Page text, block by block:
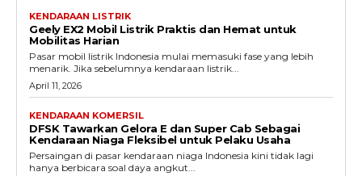
KENDARAAN LISTRIK
Geely EX2 Mobil Listrik Praktis dan Hemat untuk
Mobilitas Harian
Pasar mobil listrik Indonesia mulai memasuki fase yang lebih
menarik. Jika sebelumnya kendaraan listrik...
April 11, 2026
KENDARAAN KOMERSIL
DFSK Tawarkan Gelora E dan Super Cab Sebagai
Kendaraan Niaga Fleksibel untuk Pelaku Usaha
Persaingan di pasar kendaraan niaga Indonesia kini tidak lagi
hanya berbicara soal daya angkut...